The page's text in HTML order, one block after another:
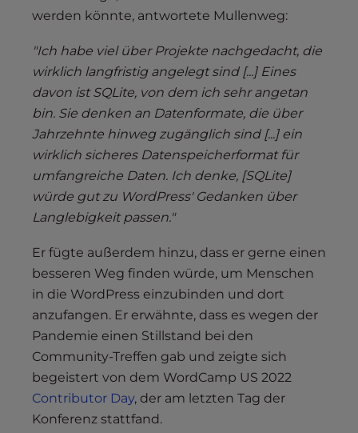
werden könnte, antwortete Mullenweg:
"Ich habe viel über Projekte nachgedacht, die
wirklich langfristig angelegt sind [...] Eines
davon ist SQLite, von dem ich sehr angetan
bin. Sie denken an Datenformate, die über
Jahrzehnte hinweg zugänglich sind [...] ein
wirklich sicheres Datenspeicherformat für
umfangreiche Daten. Ich denke, [SQLite]
würde gut zu WordPress' Gedanken über
Langlebigkeit passen."
Er fügte außerdem hinzu, dass er gerne einen
besseren Weg finden würde, um Menschen
in die WordPress einzubinden und dort
anzufangen. Er erwähnte, dass es wegen der
Pandemie einen Stillstand bei den
Community-Treffen gab und zeigte sich
begeistert von dem WordCamp US 2022
Contributor Day, der am letzten Tag der
Konferenz stattfand.